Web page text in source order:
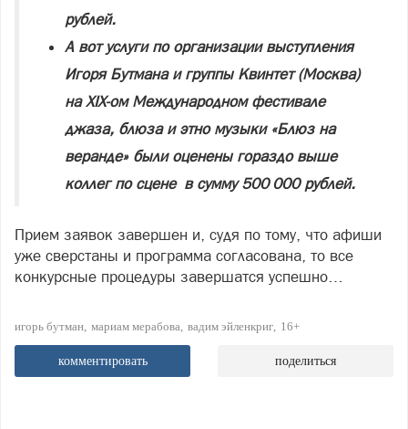
рублей.
А вот услуги по организации выступления
Игоря Бутмана и группы Квинтет (Москва)
на XIX-ом Международном фестивале
джаза, блюза и этно музыки «Блюз на
веранде» были оценены гораздо выше
коллег по сцене в сумму 500 000 рублей.
Прием заявок завершен и, судя по тому, что афиши
уже сверстаны и программа согласована, то все
конкурсные процедуры завершатся успешно…
игорь бутман мариам мерабова вадим эйленкриг 16+
комментировать поделиться